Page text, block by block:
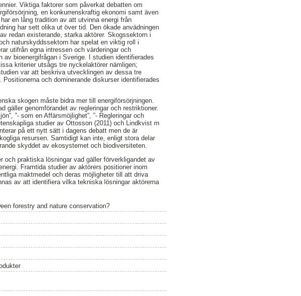
Viktiga faktorer som påverkat debatten om
en konkurrenskraftig ekonomi samt även
en lång tradition av att utvinna energi från
har sett olika ut över tid. Den ökade anvädningen
redan existerande, starka aktörer. Skogssektorn i
naturskyddssektorn har spelat en viktig roll i
utifrån egna intressen och värderingar och
bioenergifrågan i Sverige. I studien identifierades
kriterier utsågs tre nyckelaktörer nämligen;
var att beskriva utvecklingen av dessa tre
och dominerande diskurser identifierades
skogen måste bidra mer till energiförsörjningen.
gäller genomförandet av regleringar och restriktioner.
”- som en Affärsmöjlighet”, ”- Regleringar och
studier av Ottosson (2011) och Lindkvist m
på ett nytt sätt i dagens debatt men de är
resursen. Samtidigt kan inte, enligt stora delar
skyddet av ekosystemet och biodiversiteten.
och praktiska lösningar vad gäller förverkligandet av
Framtida studier av aktörers positioner inom
maktmedel och deras möjligheter till att driva
av att identifiera vilka tekniska lösningar aktörerna
forestry and nature conservation?